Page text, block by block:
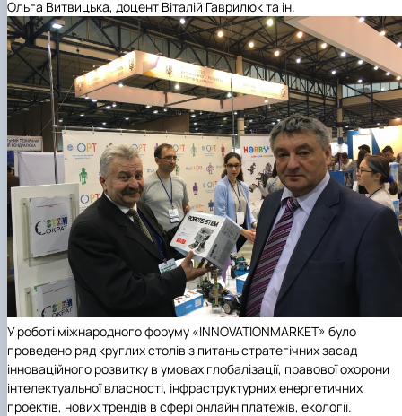
Ольга Витвицька, доцент Віталій Гаврилюк та ін.
У роботі міжнародного форуму «INNOVATIONMARKET» було
проведено ряд круглих столів з питань стратегічних засад
інноваційного розвитку в умовах глобалізації, правової охорони
інтелектуальної власності, інфраструктурних енергетичних
проектів, нових трендів в сфері онлайн платежів, екології.